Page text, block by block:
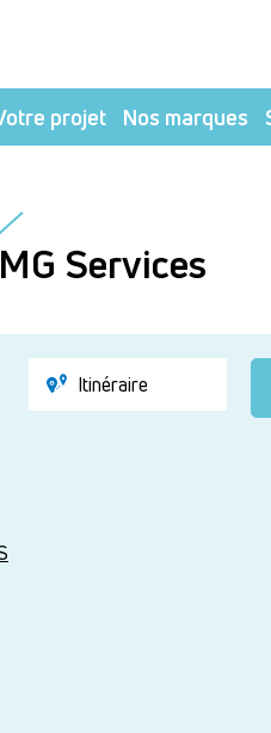
projet Nos marques
MG Services
Itinéraire